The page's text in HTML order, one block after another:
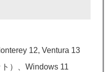
12, Ventura 13
）、Windows 11